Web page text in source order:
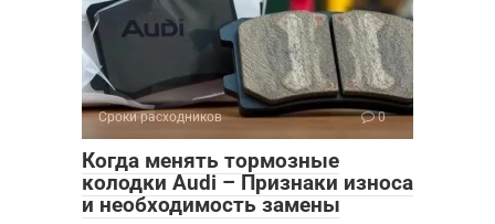
Сроки расходников 0
Когда менять тормозные
колодки Audi – Признаки износа
и необходимость замены